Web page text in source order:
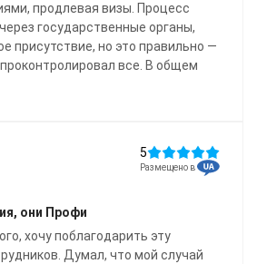
продлевая визы. Процесс
государственные органы,
присутствие, но это правильно —
все. В общем
5
Размещено в
они Профи
хочу поблагодарить эту
Думал, что мой случай